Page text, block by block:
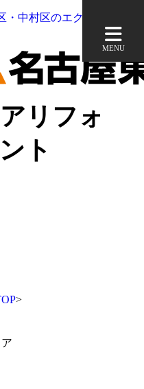
中村区のエクステリアリ
MENU
リフォ
ト
>